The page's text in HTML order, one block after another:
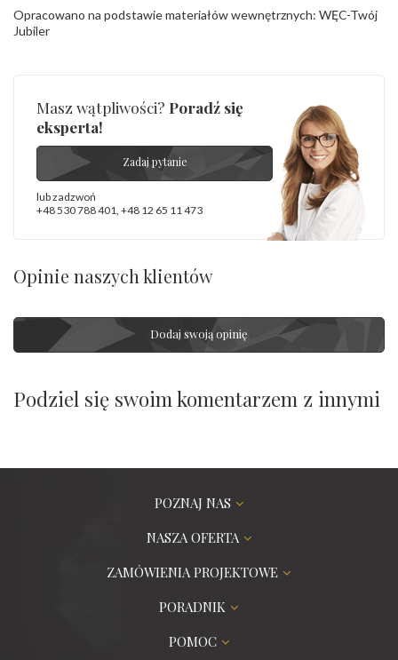
Opracowano na podstawie materiałów wewnętrznych: WĘC-Twój
Jubiler
Masz wątpliwości? Poradź się
eksperta!
Zadaj pytanie
lub zadzwoń
+48 530 788 401, +48 12 65 11 473
Opinie naszych klientów
Dodaj swoją opinię
Podziel się swoim komentarzem z innymi
POZNAJ NAS
NASZA OFERTA
ZAMÓWIENIA PROJEKTOWE
PORADNIK
POMOC